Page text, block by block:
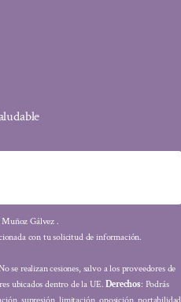
Muñoz Gálvez .
con tu solicitud de información.
se realizan cesiones, salvo a los proveedores de
ubicados dentro de la UE.Derechos: Podrás